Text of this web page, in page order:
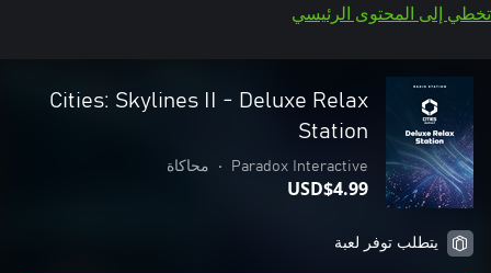
تخطي إلى المحتوى الرئيسي
Cities: Skylines II - Deluxe Relax
Station
Paradox Interactive
• محاكاة
USD$4.99
يتطلب توفر لعبة